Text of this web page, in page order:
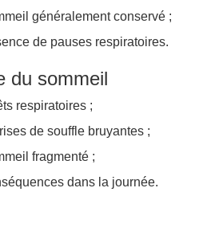
généralement conservé ;
de pauses respiratoires.
du sommeil
respiratoires ;
de souffle bruyantes ;
fragmenté ;
dans la journée.